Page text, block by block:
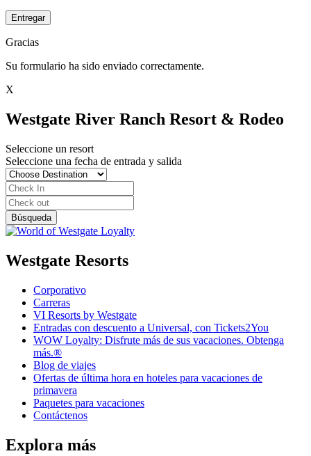
Entregar
Gracias
Su formulario ha sido enviado correctamente.
X
Westgate River Ranch Resort & Rodeo
Seleccione un resort
Seleccione una fecha de entrada y salida
Westgate Resorts
Corporativo
Carreras
VI Resorts by Westgate
Entradas con descuento a Universal, con Tickets2You
WOW Loyalty: Disfrute más de sus vacaciones. Obtenga
más.®
Blog de viajes
Ofertas de última hora en hoteles para vacaciones de
primavera
Paquetes para vacaciones
Contáctenos
Explora más